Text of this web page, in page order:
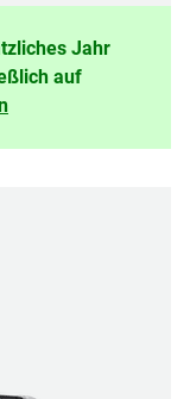
Jahr
auf